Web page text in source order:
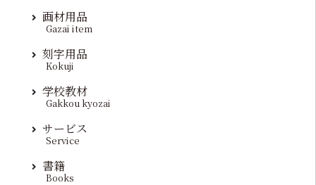
画材用品
Gazai item
刻字用品
Kokuji
学校教材
Gakkou kyozai
サービス
Service
書籍
Books